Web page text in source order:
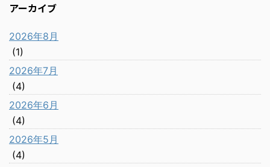
アーカイブ
2026年8月
(1)
2026年7月
(4)
2026年6月
(4)
2026年5月
(4)